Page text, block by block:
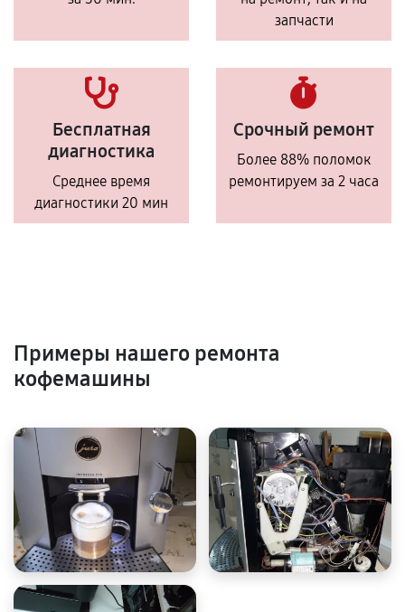
запчасти
Бесплатная
диагностика
Среднее время
диагностики 20 мин
Срочный ремонт
Более 88% поломок
ремонтируем за 2 часа
Примеры нашего ремонта
кофемашины